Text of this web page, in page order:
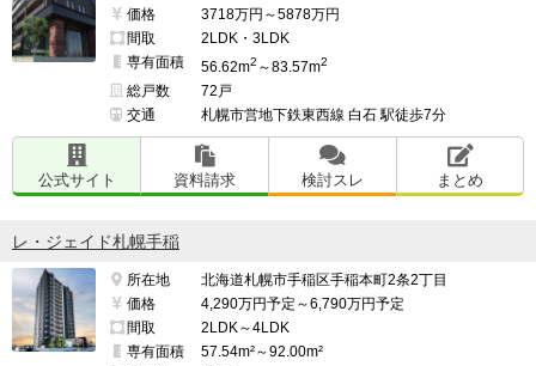
価格
3718万円～5878万円
間取
2LDK・3LDK
専有面積
56.62m2 ～83.57m2
総戸数
72戸
交通
札幌市営地下鉄東西線 白石 駅徒歩7分
公式サイト 資料請求 検討スレ まとめ
レ・ジェイド札幌手稲
所在地
北海道札幌市手稲区手稲本町2条2丁目
価格
4,290万円予定～6,790万円予定
間取
2LDK～4LDK
専有面積
57.54m²～92.00m²